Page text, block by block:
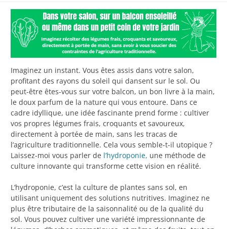
Imaginez un instant. Vous êtes assis dans votre salon,
profitant des rayons du soleil qui dansent sur le sol. Ou
peut-être êtes-vous sur votre balcon, un bon livre à la main,
le doux parfum de la nature qui vous entoure. Dans ce
cadre idyllique, une idée fascinante prend forme : cultiver
vos propres légumes frais, croquants et savoureux,
directement à portée de main, sans les tracas de
l’agriculture traditionnelle. Cela vous semble-t-il utopique ?
Laissez-moi vous parler de l’hydroponie, une méthode de
culture innovante qui transforme cette vision en réalité.
L’hydroponie, c’est la culture de plantes sans sol, en
utilisant uniquement des solutions nutritives. Imaginez ne
plus être tributaire de la saisonnalité ou de la qualité du
sol. Vous pouvez cultiver une variété impressionnante de